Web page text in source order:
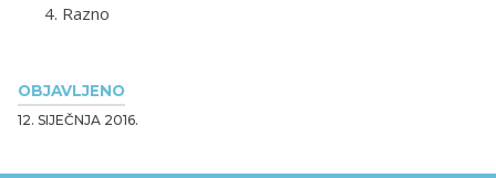
OBJAVLJENO
12. SIJEČNJA 2016.
Razno